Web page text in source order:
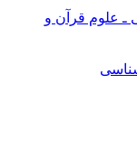
ـ علوم قرآن و